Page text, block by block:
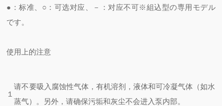
●：标准、○：可选对应、－：对应不可※組込型の専用モデル
です。
使用上的注意
１
请不要吸入腐蚀性气体，有机溶剂，液体和可冷凝气体（如水
蒸气）。 另外，请确保污垢和灰尘不会进入泵内部。